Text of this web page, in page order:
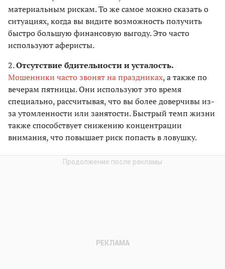
материальным рискам. То же самое можно сказать о
ситуациях, когда вы видите возможность получить
быстро большую финансовую выгоду. Это часто
используют аферисты.
2.Отсутствие бдительности и усталость.
Мошенники часто звонят на праздниках, а также по
вечерам пятницы. Они используют это время
специально, рассчитывая, что вы более доверчивы из-
за утомленности или занятости. Быстрый темп жизни
также способствует снижению концентрации
внимания, что повышает риск попасть в ловушку.